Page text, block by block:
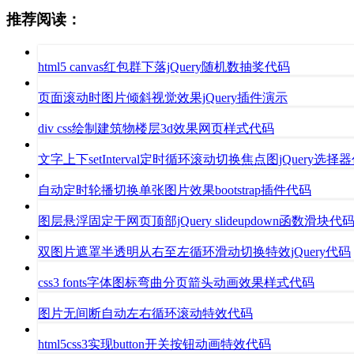
推荐阅读：
html5 canvas红包群下落jQuery随机数抽奖代码
页面滚动时图片倾斜视觉效果jQuery插件演示
div css绘制建筑物楼层3d效果网页样式代码
文字上下setInterval定时循环滚动切换焦点图jQuery选择
自动定时轮播切换单张图片效果bootstrap插件代码
图层悬浮固定于网页顶部jQuery slideupdown函数滑块代码
双图片遮罩半透明从右至左循环滑动切换特效jQuery代码
css3 fonts字体图标弯曲分页箭头动画效果样式代码
图片无间断自动左右循环滚动特效代码
html5css3实现button开关按钮动画特效代码